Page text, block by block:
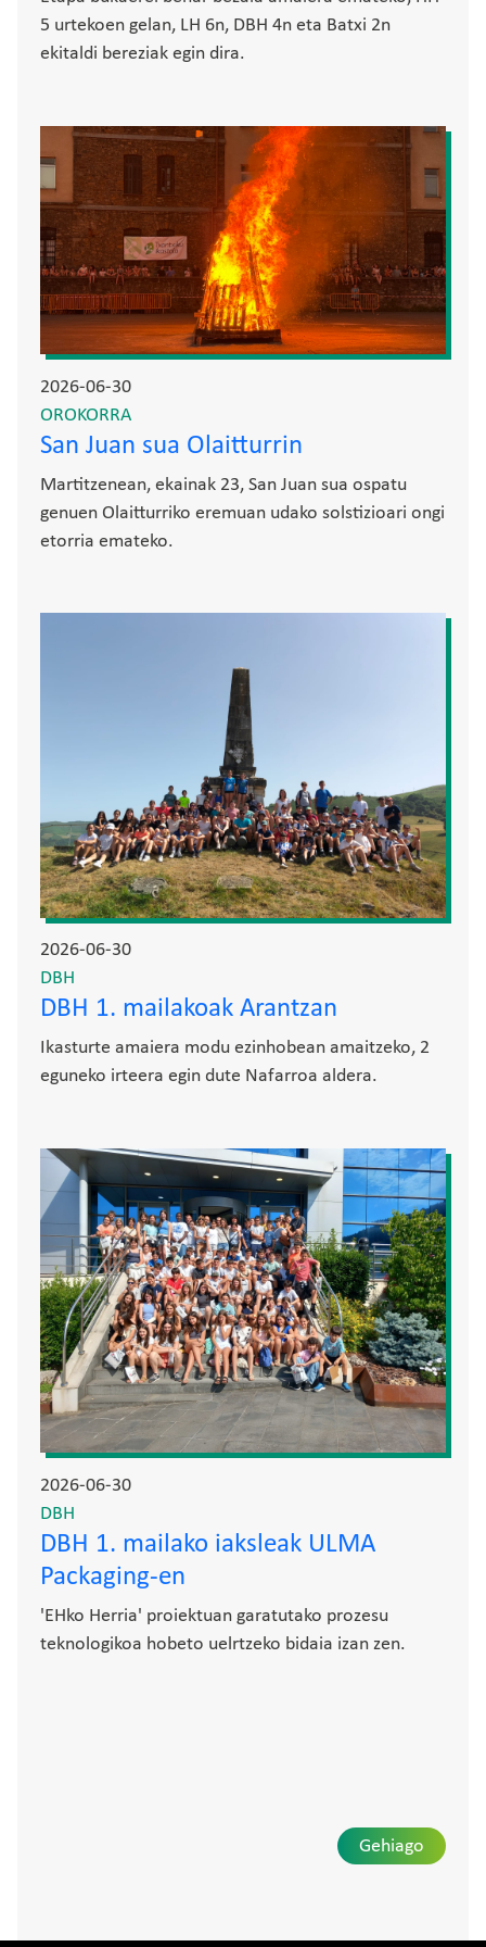
5 urtekoen gelan, LH 6n, DBH 4n eta Batxi 2n
ekitaldi bereziak egin dira.
Irudia
2026-06-30
OROKORRA
San Juan sua Olaitturrin
Martitzenean, ekainak 23, San Juan sua ospatu
genuen Olaitturriko eremuan udako solstizioari ongi
etorria emateko.
2026-06-30
DBH
DBH 1. mailakoak Arantzan
Ikasturte amaiera modu ezinhobean amaitzeko, 2
eguneko irteera egin dute Nafarroa aldera.
Irudia
2026-06-30
DBH
DBH 1. mailako iaksleak ULMA
Packaging-en
'EHko Herria' proiektuan garatutako prozesu
teknologikoa hobeto uelrtzeko bidaia izan zen.
Gehiago